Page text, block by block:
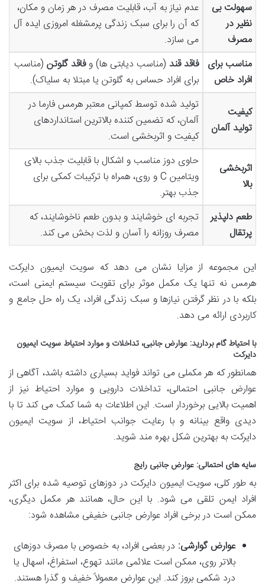
سهولت بی
نظیر در
مصرف
عدم نیاز به آب، قابلیت مصرف در هر زمان و مکان،
که آن را برای سبک زندگی پرمشغله امروزی ایده آل
می سازد.
مناسب برای
افراد خاص
فاقد قند (مناسب دیابتی ها) وفاقد گلوتن (مناسب
برای افراد حساس به گلوتن یا مبتلا به سلیاک).
کیفیت
تولید آلمان
تولید شده توسط کمپانی معتبر هرمس فارما در
آلمان، که تضمین کننده بالاترین استانداردهای
کیفیت و اثربخشی است.
اثربخشی
بالا
حاوی دوز مناسب و اشکال با قابلیت جذب بالای
ویتامین C و روی، همراه با ترکیبات کمکی برای
جذب بهتر.
طعم دلپذیر
پرتقال
تجربه ای خوشایند و بدون طعم ناخوشایند، که
مصرف روزانه را آسان و لذت بخش می کند.
این مجموعه از مزایا نشان می دهد که سویت ایمیون دایرکت
هرمس نه تنها یک مکمل موثر برای تقویت سیستم ایمنی است،
بلکه با در نظر گرفتن نیازها و سبک زندگی افراد، یک راه حل جامع و
کاربردی ارائه می دهد.
با احتیاط گام بردارید: عوارض جانبی، تداخلات و موارد احتیاط سویت ایمیون
دایرکت
همانطور که هر مکملی می تواند فواید بسیاری داشته باشد، آگاهی از
عوارض جانبی احتمالی، تداخلات دارویی و موارد احتیاط نیز از
اهمیت بالایی برخوردار است. این اطلاعات به شما کمک می کند تا با
دیدی واقع بینانه و با رعایت جوانب احتیاط، از سویت ایمیون
دایرکت به بهترین شکل بهره مند شوید.
سایه های احتمالی: عوارض جانبی رایج
به طور کلی، سویت ایمیون دایرکت در دوزهای توصیه شده برای اکثر
افراد ایمن تلقی می شود. با این حال، همانند هر مکمل دیگری،
ممکن است در برخی افراد عوارض جانبی خفیفی مشاهده شود:
عوارض گوارشی: در بعضی افراد، به خصوص با مصرف دوزهای
بالاتر روی، ممکن است علائمی مانند تهوع، استفراغ، اسهال یا
درد شکمی بروز کند. این عوارض معمولاً خفیف و گذرا هستند.